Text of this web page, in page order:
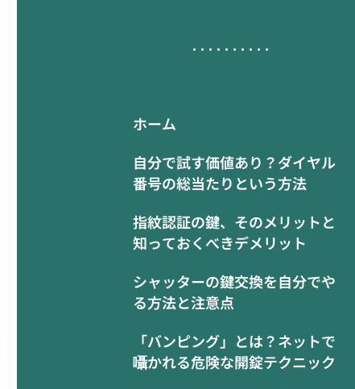
ホーム
自分で試す価値あり？ダイヤル
番号の総当たりという方法
指紋認証の鍵、そのメリットと
知っておくべきデメリット
シャッターの鍵交換を自分でや
る方法と注意点
「バンピング」とは？ネットで
囁かれる危険な開錠テクニック